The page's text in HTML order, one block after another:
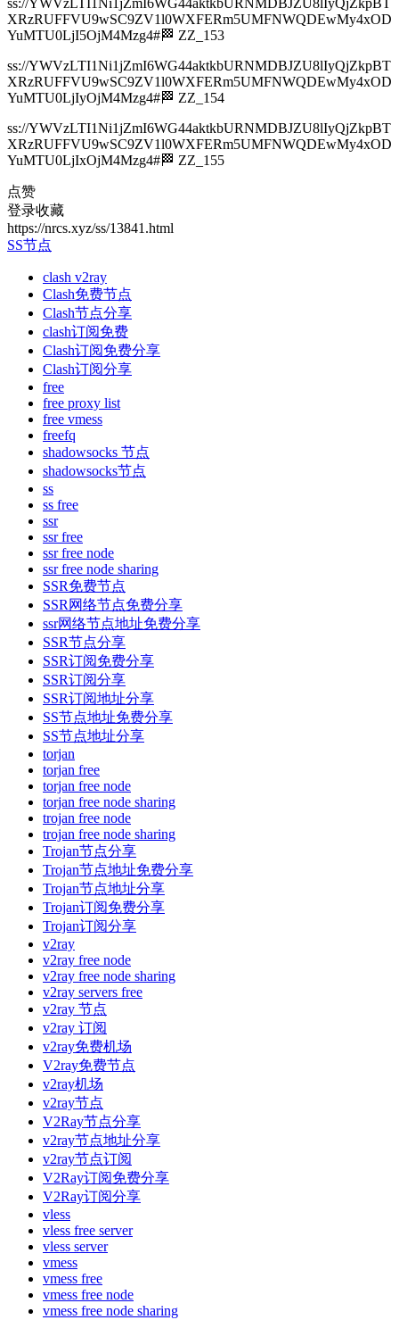
ss://YWVzLTI1Ni1jZmI6WG44aktkbURNMDBJZU8lIyQjZkpBT
XRzRUFFVU9wSC9ZV1l0WXFERm5UMFNWQDEwMy4xOD
YuMTU0LjI5OjM4Mzg4#🏁 ZZ_153
ss://YWVzLTI1Ni1jZmI6WG44aktkbURNMDBJZU8lIyQjZkpBT
XRzRUFFVU9wSC9ZV1l0WXFERm5UMFNWQDEwMy4xOD
YuMTU0LjIyOjM4Mzg4#🏁 ZZ_154
ss://YWVzLTI1Ni1jZmI6WG44aktkbURNMDBJZU8lIyQjZkpBT
XRzRUFFVU9wSC9ZV1l0WXFERm5UMFNWQDEwMy4xOD
YuMTU0LjIxOjM4Mzg4#🏁 ZZ_155
点赞
登录收藏
https://nrcs.xyz/ss/13841.html
SS节点
clash v2ray
Clash免费节点
Clash节点分享
clash订阅免费
Clash订阅免费分享
Clash订阅分享
free
free proxy list
free vmess
freefq
shadowsocks 节点
shadowsocks节点
ss
ss free
ssr
ssr free
ssr free node
ssr free node sharing
SSR免费节点
SSR网络节点免费分享
ssr网络节点地址免费分享
SSR节点分享
SSR订阅免费分享
SSR订阅分享
SSR订阅地址分享
SS节点地址免费分享
SS节点地址分享
torjan
torjan free
torjan free node
torjan free node sharing
trojan free node
trojan free node sharing
Trojan节点分享
Trojan节点地址免费分享
Trojan节点地址分享
Trojan订阅免费分享
Trojan订阅分享
v2ray
v2ray free node
v2ray free node sharing
v2ray servers free
v2ray 节点
v2ray 订阅
v2ray免费机场
V2ray免费节点
v2ray机场
v2ray节点
V2Ray节点分享
v2ray节点地址分享
v2ray节点订阅
V2Ray订阅免费分享
V2Ray订阅分享
vless
vless free server
vless server
vmess
vmess free
vmess free node
vmess free node sharing